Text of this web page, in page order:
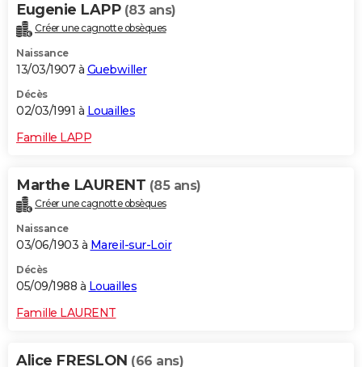
Eugenie LAPP (83 ans)
Créer une cagnotte obsèques
Naissance
13/03/1907 à Guebwiller
Décès
02/03/1991 à Louailles
Famille LAPP
Marthe LAURENT (85 ans)
Créer une cagnotte obsèques
Naissance
03/06/1903 à Mareil-sur-Loir
Décès
05/09/1988 à Louailles
Famille LAURENT
Alice FRESLON (66 ans)